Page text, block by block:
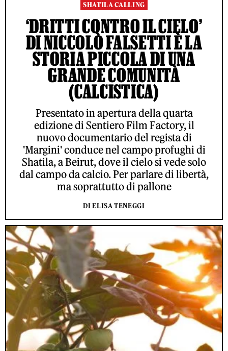
SHATILA CALLING
‘DRITTI CONTRO IL CIELO’
DI NICCOLÒ FALSETTI È LA
STORIA PICCOLA DI UNA
GRANDE COMUNITÀ
(CALCISTICA)
Presentato in apertura della quarta
edizione di Sentiero Film Factory, il
nuovo documentario del regista di
'Margini' conduce nel campo profughi di
Shatila, a Beirut, dove il cielo si vede solo
dal campo da calcio. Per parlare di libertà,
ma soprattutto di pallone
DI ELISA TENEGGI